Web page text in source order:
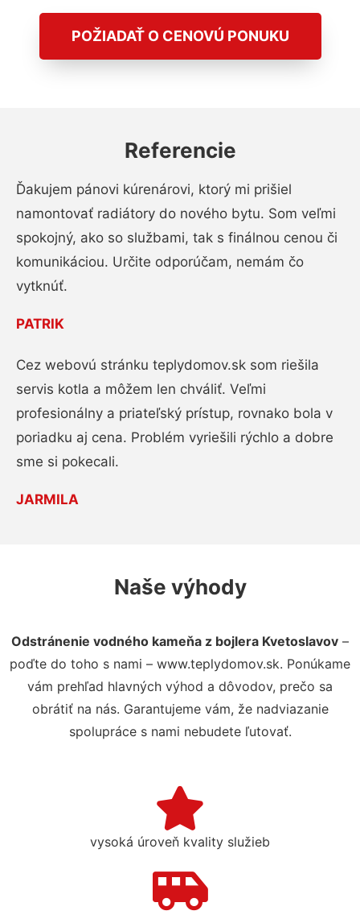
POŽIADAŤ O CENOVÚ PONUKU
Referencie
Ďakujem pánovi kúrenárovi, ktorý mi prišiel
namontovať radiátory do nového bytu. Som veľmi
spokojný, ako so službami, tak s finálnou cenou či
komunikáciou. Určite odporúčam, nemám čo
vytknúť.
PATRIK
Cez webovú stránku teplydomov.sk som riešila
servis kotla a môžem len chváliť. Veľmi
profesionálny a priateľský prístup, rovnako bola v
poriadku aj cena. Problém vyriešili rýchlo a dobre
sme si pokecali.
JARMILA
Naše výhody
Odstránenie vodného kameňa z bojlera Kvetoslavov –
poďte do toho s nami – www.teplydomov.sk. Ponúkame
vám prehľad hlavných výhod a dôvodov, prečo sa
obrátiť na nás. Garantujeme vám, že nadviazanie
spolupráce s nami nebudete ľutovať.
vysoká úroveň kvality služieb